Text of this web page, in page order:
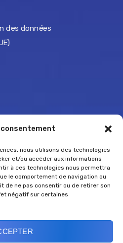
consentement
nous utilisons des technologies
et/ou accéder aux informations
à ces technologies nous permettra
le comportement de navigation ou
de ne pas consentir ou de retirer son
négatif sur certaines
des données